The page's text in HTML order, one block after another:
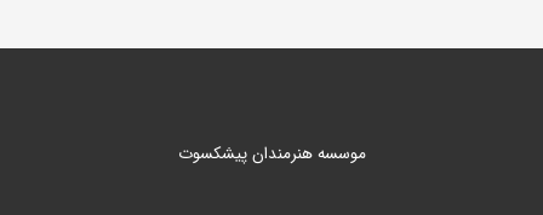
موسسه هنرمندان پیشکسوت